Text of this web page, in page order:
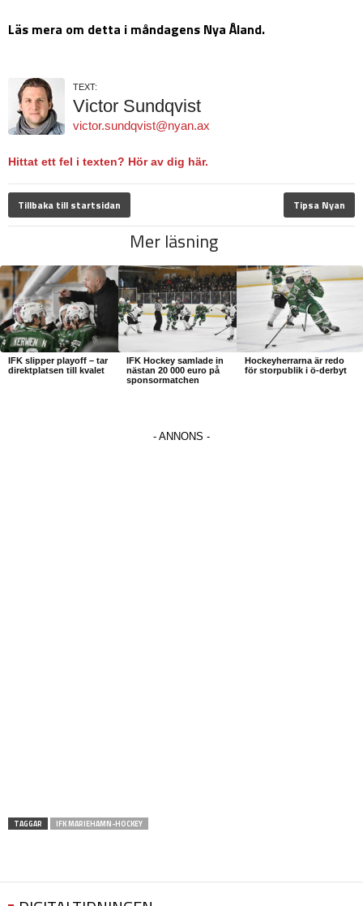
Läs mera om detta i måndagens Nya Åland.
TEXT:
Victor Sundqvist
victor.sundqvist@nyan.ax
Hittat ett fel i texten? Hör av dig här.
Tillbaka till startsidan Tipsa Nyan
Mer läsning
IFK slipper playoff – tar
direktplatsen till kvalet
IFK Hockey samlade in
nästan 20 000 euro på
sponsormatchen
Hockeyherrarna är redo
för storpublik i ö-derbyt
TAGGAR IFK MARIEHAMN-HOCKEY